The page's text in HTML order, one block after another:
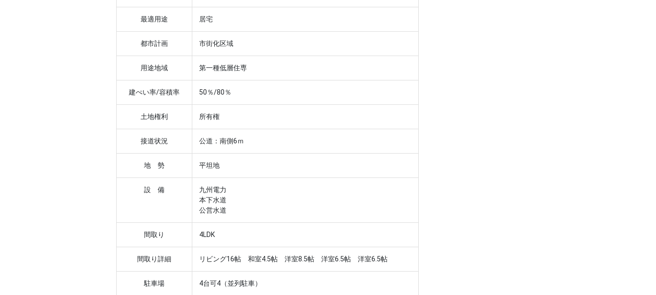
最適用途 居宅
都市計画 市街化区域
用途地域 第一種低層住専
建ぺい率/容積率 50％/80％
土地権利 所有権
接道状況 公道：南側6ｍ
地 勢 平坦地
設 備
九州電力
本下水道
公営水道
間取り 4LDK
間取り詳細 リビング16帖 和室4.5帖 洋室8.5帖 洋室6.5帖 洋室6.5帖
駐車場 4台可4（並列駐車）